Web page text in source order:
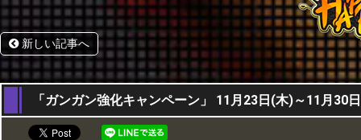
新しい記事へ
23,11,2017
「ガンガン強化キャンペーン」 11月23日(木)～11月30